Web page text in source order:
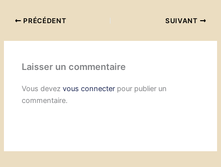
PRÉCÉDENT SUIVANT
Laisser un commentaire
Vous devezvous connecter pour publier un
commentaire.